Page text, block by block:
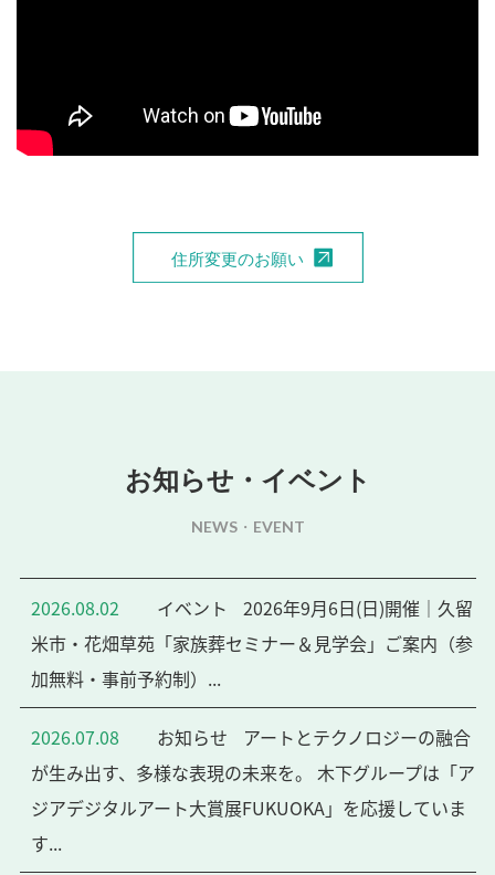
お知らせ・イベント
NEWS・EVENT
2026.08.02 イベント
2026年9月6日(日)開催｜久留
米市・花畑草苑「家族葬セミナー＆見学会」ご案内（参
加無料・事前予約制）...
2026.07.08 お知らせ
アートとテクノロジーの融合
が生み出す、多様な表現の未来を。 木下グループは「ア
ジアデジタルアート大賞展FUKUOKA」を応援していま
す...